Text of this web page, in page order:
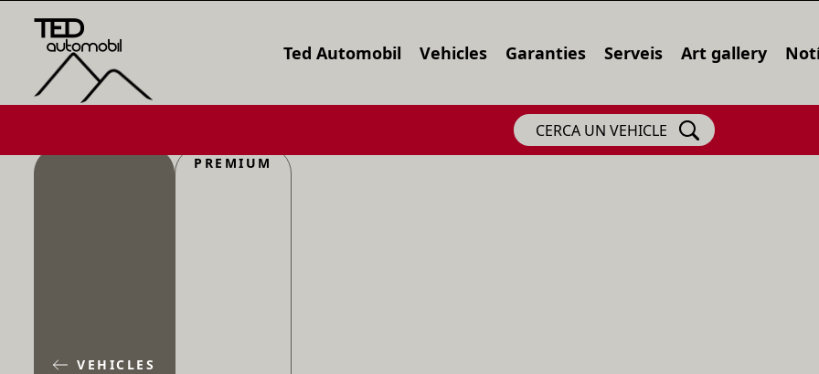
Ted Automobil Vehicles Garanties Serveis Art gallery
CERCA UN VEHICLE
VEHICLES
PREMIUM